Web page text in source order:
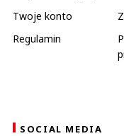
Twoje konto
Regulamin
SOCIAL MEDIA